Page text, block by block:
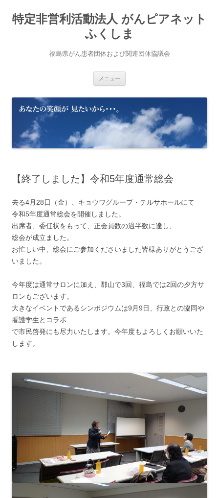
テ
ン
特定非営利活動法人 がんピアネット
ふくしま
福島県がん患者団体および関連団体協議会
メニュー
【終了しました】令和5年度通常総会
去る4月28日（金）、キョウワグループ・テルサホールにて
令和5年度通常総会を開催しました。
出席者、委任状をもって、正会員数の過半数に達し、
総会が成立ました。
お忙しい中、総会にご参加くださいました皆様ありがとうござ
いました。
今年度は通常サロンに加え、郡山で3回、福島では2回の夕方サ
ロンもございます。
大きなイベントであるシンポジウムは9月9日、行政との協同や
看護学生とコラボ
で市民啓発にも尽力いたします。今年度もよろしくお願いいた
します。